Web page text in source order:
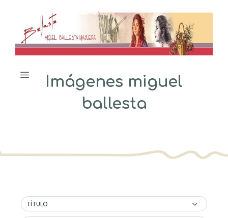
contenido
MenúImágenes miguel
ballesta
TÍTULO